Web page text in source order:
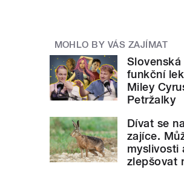
MOHLO BY VÁS ZAJÍMAT
funkční
Miley
Petržalky
Dívat se
zajíce.
myslivosti
zlepšovat